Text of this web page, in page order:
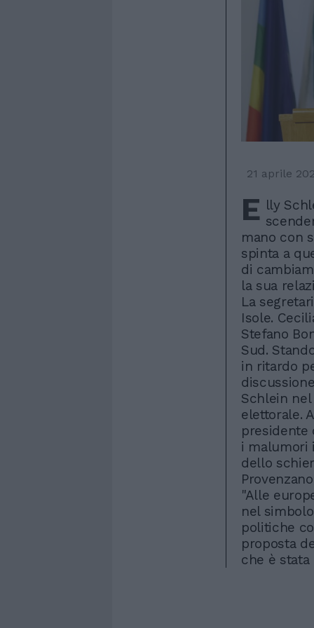
21 aprile
E lly
mano con
spinta a
di
la sua
La
Isole.
Stefano
Sud.
in ritardo
Schlein
elettorale.
presidente
i malumori
dello
"Alle
nel
politiche
proposta
che è